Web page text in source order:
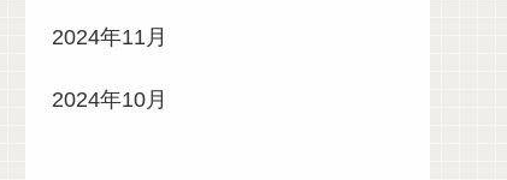
2024年11月
2024年10月